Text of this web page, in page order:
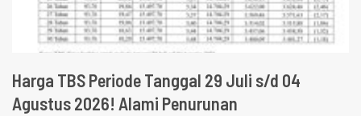
Harga TBS Periode Tanggal 29 Juli s/d 04
Agustus 2026! Alami Penurunan